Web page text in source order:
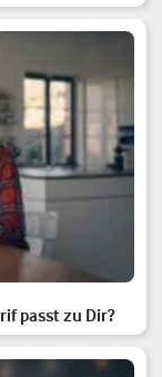
passt zu Dir?